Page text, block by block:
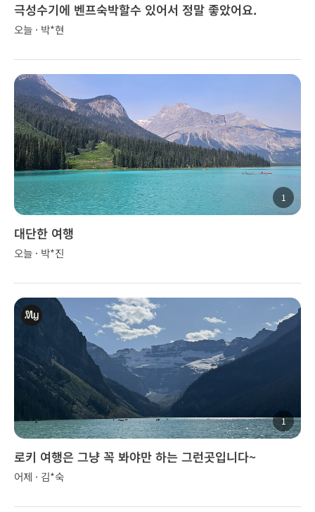
극성수기에 벤프숙박할수 있어서 정말 좋았어요.
오늘 · 박*현
1
대단한 여행
오늘 · 박*진
1
로키 여행은 그냥 꼭 봐야만 하는 그런곳입니다~
어제 · 김*숙